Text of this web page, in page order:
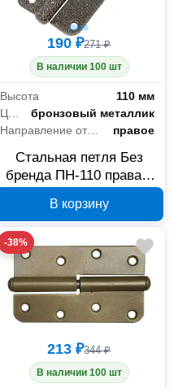
190 ₽271 ₽
В наличии 100 шт
Высота
110 мм
бронзовый металлик
Направление открывания
правое
Стальная петля Без
бренда ПН-110 правая,
37655-110R
В корзину
-38%
213 ₽344 ₽
В наличии 100 шт